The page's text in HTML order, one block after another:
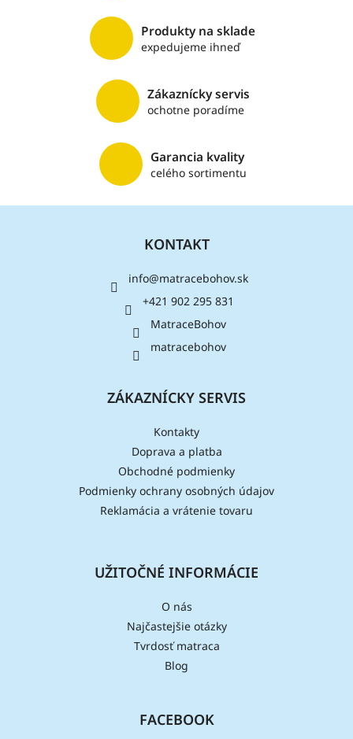
r
v
k
v
ý
p
u
Produkty na sklade
expedujeme ihneď
Zákaznícky servis
ochotne poradíme
Garancia kvality
celého sortimentu
KONTAKT
info@matracebohov.sk
+421 902 295 831
MatraceBohov
matracebohov
ZÁKAZNÍCKY SERVIS
Kontakty
Doprava a platba
Obchodné podmienky
Podmienky ochrany osobných údajov
Reklamácia a vrátenie tovaru
UŽITOČNÉ INFORMÁCIE
O nás
Najčastejšie otázky
Tvrdosť matraca
Blog
FACEBOOK